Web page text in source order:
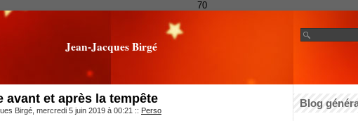
70
Jean-Jacques Birgé
avant et après la tempête
Birgé, mercredi 5 juin 2019 à 00:21 :: Perso
Blog